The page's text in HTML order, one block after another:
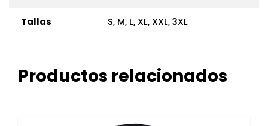
Tallas S, M, L, XL, XXL, 3XL
Productos relacionados